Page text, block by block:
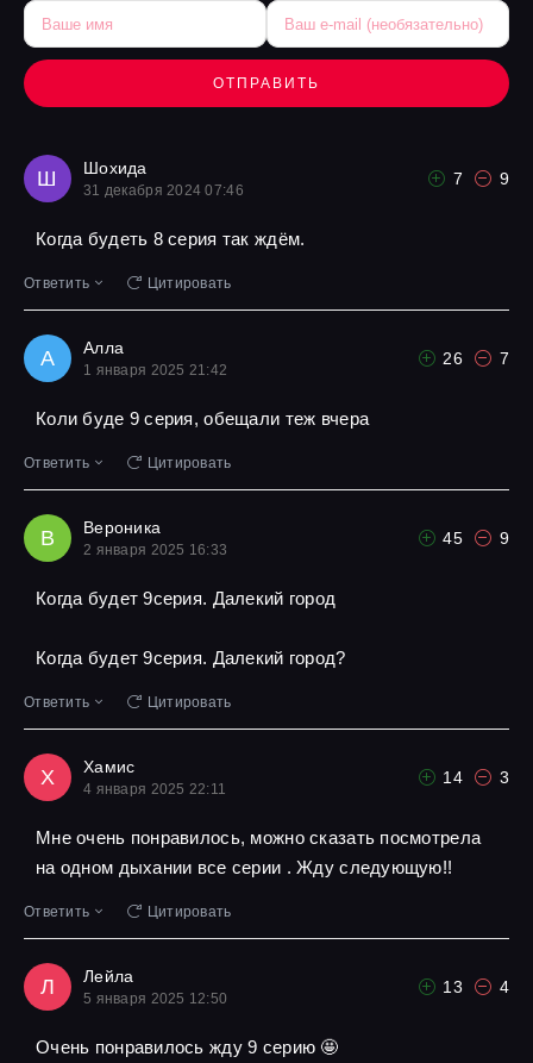
ОТПРАВИТЬ
Ш Шохида
31 декабря 2024 07:46
7 9
Когда будеть 8 серия так ждём.
Ответить Цитировать
А Алла
1 января 2025 21:42
26 7
Коли буде 9 серия, обещали теж вчера
Ответить Цитировать
В Вероника
2 января 2025 16:33
45 9
Когда будет 9серия. Далекий город
Когда будет 9серия. Далекий город?
Ответить Цитировать
Х Хамис
4 января 2025 22:11
14 3
Мне очень понравилось, можно сказать посмотрела
на одном дыхании все серии . Жду следующую!!
Ответить Цитировать
Л Лейла
5 января 2025 12:50
13 4
Очень понравилось жду 9 серию 🤩